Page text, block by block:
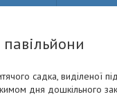
павільйони
садка, виділеної
дня дошкільного